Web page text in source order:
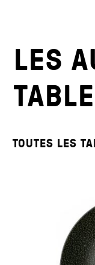
LES
TOUTES LES